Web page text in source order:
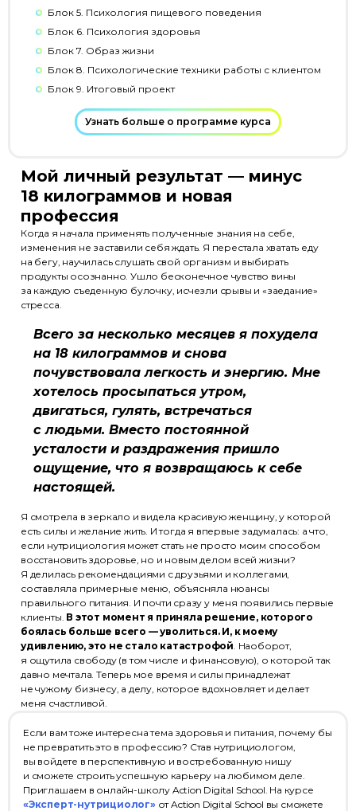
Блок 5. Психология пищевого поведения
Блок 6. Психология здоровья
Блок 7. Образ жизни
Блок 8. Психологические техники работы с клиентом
Блок 9. Итоговый проект
Узнать больше о программе курса
Мой личный результат — минус
18 килограммов и новая
профессия
Когда я начала применять полученные знания на себе,
изменения не заставили себя ждать. Я перестала хватать еду
на бегу, научилась слушать свой организм и выбирать
продукты осознанно. Ушло бесконечное чувство вины
за каждую съеденную булочку, исчезли срывы и «заедание»
стресса.
Всего за несколько месяцев я похудела
на 18 килограммов и снова
почувствовала легкость и энергию. Мне
хотелось просыпаться утром,
двигаться, гулять, встречаться
с людьми. Вместо постоянной
усталости и раздражения пришло
ощущение, что я возвращаюсь к себе
настоящей.
Я смотрела в зеркало и видела красивую женщину, у которой
есть силы и желание жить. И тогда я впервые задумалась: а что,
если нутрициология может стать не просто моим способом
восстановить здоровье, но и новым делом всей жизни?
Я делилась рекомендациями с друзьями и коллегами,
составляла примерные меню, объясняла нюансы
правильного питания. И почти сразу у меня появились первые
клиенты. В этот момент я приняла решение, которого
боялась больше всего — уволиться. И, к моему
удивлению, это не стало катастрофой. Наоборот,
я ощутила свободу (в том числе и финансовую), о которой так
давно мечтала. Теперь мое время и силы принадлежат
не чужому бизнесу, а делу, которое вдохновляет и делает
меня счастливой.
Если вам тоже интересна тема здоровья и питания, почему бы
не превратить это в профессию? Став нутрициологом,
вы войдете в перспективную и востребованную нишу
и сможете строить успешную карьеру на любимом деле.
Приглашаем в онлайн-школу Action Digital School. На курсе
«Эксперт-нутрициолог»от Action Digital School вы сможете
+7 (495) 788-53-26